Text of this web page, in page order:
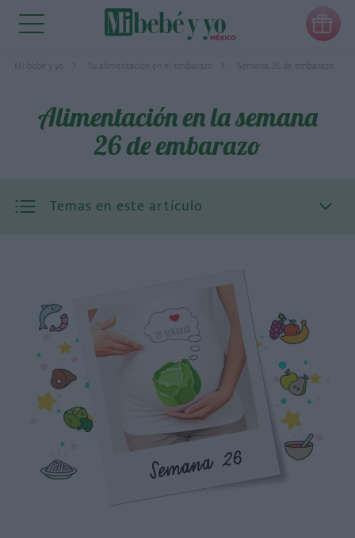

Mi bebé y yo Tu alimentación en el embarazo
Alimentación en la semana
26 de embarazo
Temas en este artículo
Aditivos alimentarios
Vitamina K